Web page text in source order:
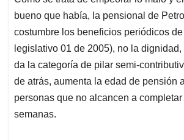
bueno que había, la pensional de
costumbre los beneficios periódicos
legislativo 01 de 2005), no la
da la categoría de pilar semi-
de atrás, aumenta la edad de pensión
personas que no alcancen a
semanas.